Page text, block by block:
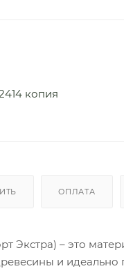
ОПЛАТА
Экстра) – это
и идеально